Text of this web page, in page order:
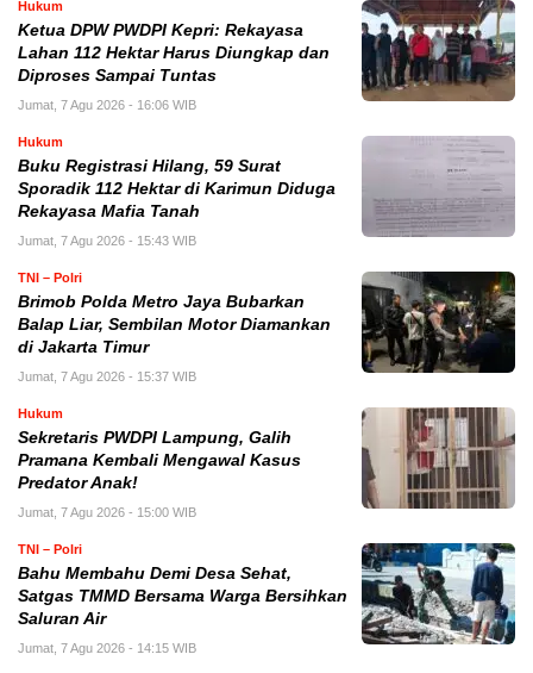
Hukum
Ketua DPW PWDPI Kepri: Rekayasa
Lahan 112 Hektar Harus Diungkap dan
Diproses Sampai Tuntas
Jumat, 7 Agu 2026 - 16:06 WIB
Hukum
Buku Registrasi Hilang, 59 Surat
Sporadik 112 Hektar di Karimun Diduga
Rekayasa Mafia Tanah
Jumat, 7 Agu 2026 - 15:43 WIB
TNI – Polri
Brimob Polda Metro Jaya Bubarkan
Balap Liar, Sembilan Motor Diamankan
di Jakarta Timur
Jumat, 7 Agu 2026 - 15:37 WIB
Hukum
Sekretaris PWDPI Lampung, Galih
Pramana Kembali Mengawal Kasus
Predator Anak!
Jumat, 7 Agu 2026 - 15:00 WIB
TNI – Polri
Bahu Membahu Demi Desa Sehat,
Satgas TMMD Bersama Warga Bersihkan
Saluran Air
Jumat, 7 Agu 2026 - 14:15 WIB